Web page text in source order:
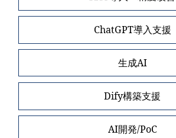
ChatGPT導入支援
生成AI
Dify構築支援
AI開発/PoC